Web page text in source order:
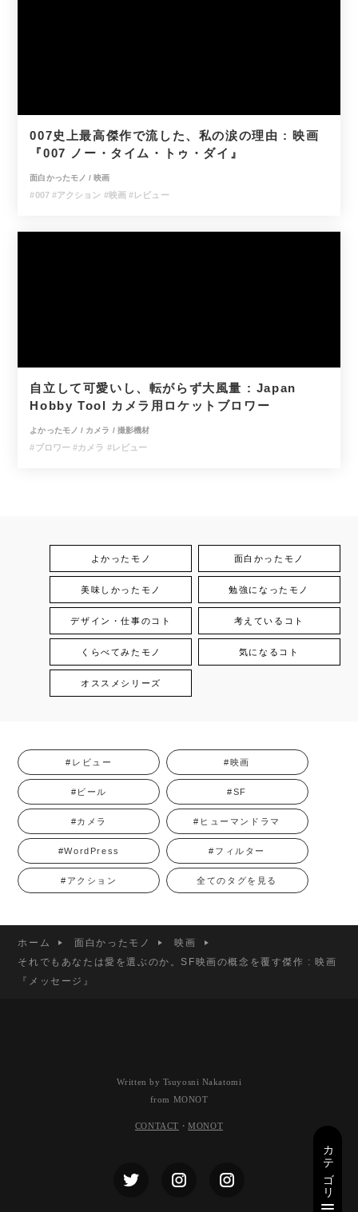
007史上最高傑作で流した、私の涙の理由 : 映画
『007 ノー・タイム・トゥ・ダイ』
面白かったモノ / 映画
#007 #アクション #映画#レビュー
自立して可愛いし、転がらず大風量 : Japan
Hobby Tool カメラ用ロケットブロワー
よかったモノ / カメラ / 撮影機材
#ブロワー#カメラ #レビュー
よかったモノ 面白かったモノ
美味しかったモノ 勉強になったモノ
デザイン・仕事のコト 考えているコト
くらべてみたモノ 気になるコト
オススメシリーズ
#レビュー #映画
#ビール #SF
#カメラ #ヒューマンドラマ
#WordPress #フィルター
#アクション 全てのタグを見る
ホーム 面白かったモノ
映画
それでもあなたは愛を選ぶのか。SF映画の概念を覆す傑作 : 映画
『メッセージ』
Written by Tsuyosni Nakatomi
from MONOT
CONTACT ・MONOT